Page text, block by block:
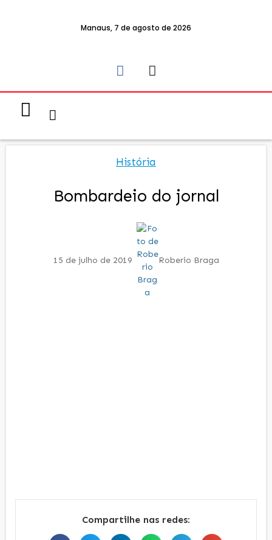
Manaus, 7 de agosto de 2026
História
Bombardeio do jornal
15 de julho de 2019 Roberio Braga
Compartilhe nas redes: